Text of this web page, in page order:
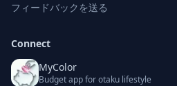
フィードバックを送る
Connect
MyColor
Budget app for otaku lifestyle